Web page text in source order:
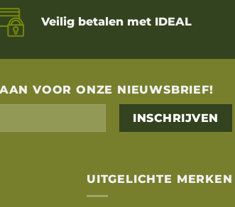
Veilig betalen met IDEAL
VOOR ONZE NIEUWSBRIEF!
UITGELICHTE MERKEN